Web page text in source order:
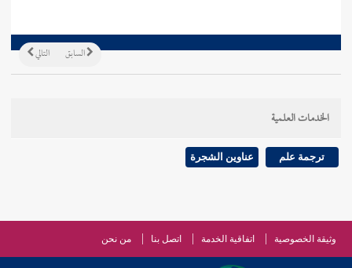
التالي السابق
الخدمات العلمية
ترجمة علم عناوين الشجرة
وثيقة الخصوصية اتفاقية الخدمة اتصل بنا من نحن